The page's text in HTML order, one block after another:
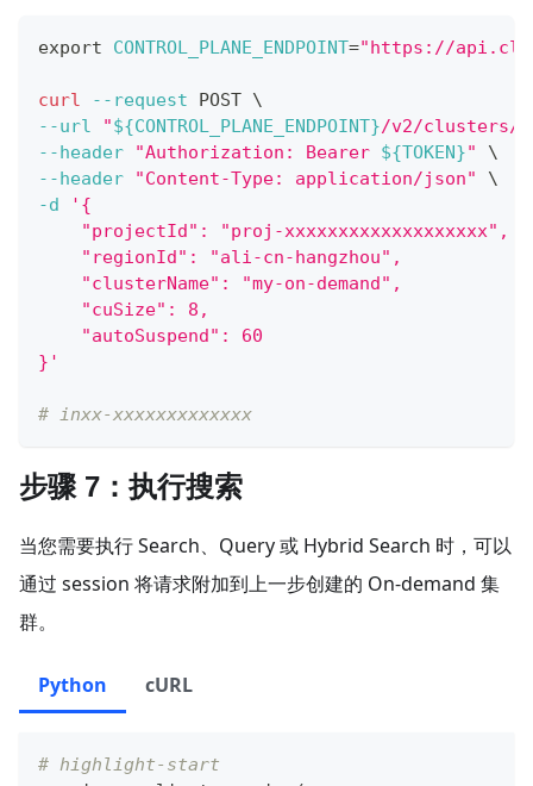
export CONTROL_PLANE_ENDPOINT="https://
curl --request POST \
--url
"${CONTROL_PLANE_ENDPOINT}/v2/clusters/
--header
"Authorization: Bearer ${TOKEN}"
\
--header
"Content-Type: application/json"
\
-d
'{
    "projectId": "proj-xxxxxxxxxxxxxxxxxxx",
    "regionId": "ali-cn-hangzhou",
    "clusterName": "my-on-demand",
    "cuSize": 8,
    "autoSuspend": 60
}'
# inxx-xxxxxxxxxxxxx
步骤 7：执行搜索
当您需要执行 Search、Query 或 Hybrid Search 时，可以
通过 session 将请求附加到上一步创建的 On-demand 集
群。
Python cURL
# highlight-start